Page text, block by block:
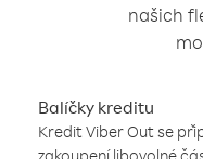
našich
Balíčky kreditu
Kredit Viber Out se